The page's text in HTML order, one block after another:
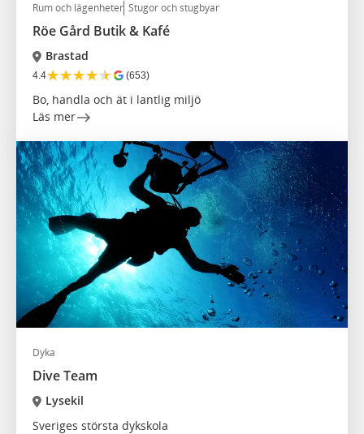
Rum och lägenheter Stugor och stugbyar
Röe Gård Butik & Kafé
Brastad
4.4★★★★★ (653)
Bo, handla och ät i lantlig miljö
Läs mer
Dyka
Dive Team
Lysekil
Sveriges största dykskola